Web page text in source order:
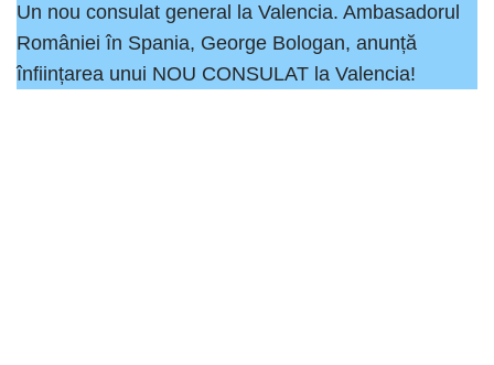
Un nou consulat general la Valencia. Ambasadorul
României în Spania, George Bologan, anunță
înființarea unui NOU CONSULAT la Valencia!